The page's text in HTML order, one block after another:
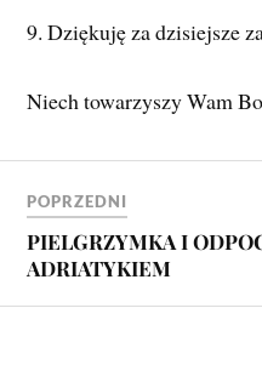
9. Dziękuję za dzisiejsze
Niech towarzyszy Wam
POPRZEDNI
PIELGRZYMKA I
ADRIATYKIEM